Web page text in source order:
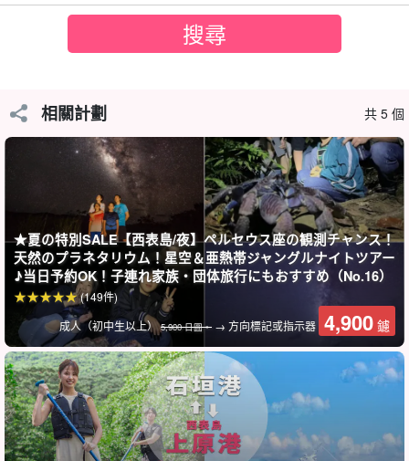
西表島以亞熱帶叢林聞名，日落之後，夜行生物立即變得活躍。
何不跟我們一起去見證真正的西表島，這是一日遊無法體驗到的。
建議：
◆Maruyu (優良安全措施) 承包商。
◆總參加人數超過 300,000 人！
包括免費租借觀光器材
◆旅遊參與者福利頁面介紹。
◆ 參加日期。前一天 18:00 前無需支付取消費用
◆ 由具有水上救援資格的導遊提供支援。
相關計劃 共 5 個
★夏の特別SALE【西表島/夜】ペルセウス座の観測チャンス！
天然のプラネタリウム！星空＆亜熱帯ジャングルナイトツアー
♪当日予約OK！子連れ家族・団体旅行にもおすすめ（No.16）
成人（初中生以上）5,900 日圓。 → 方向標記或指示器 4,900 鑢
(149件)